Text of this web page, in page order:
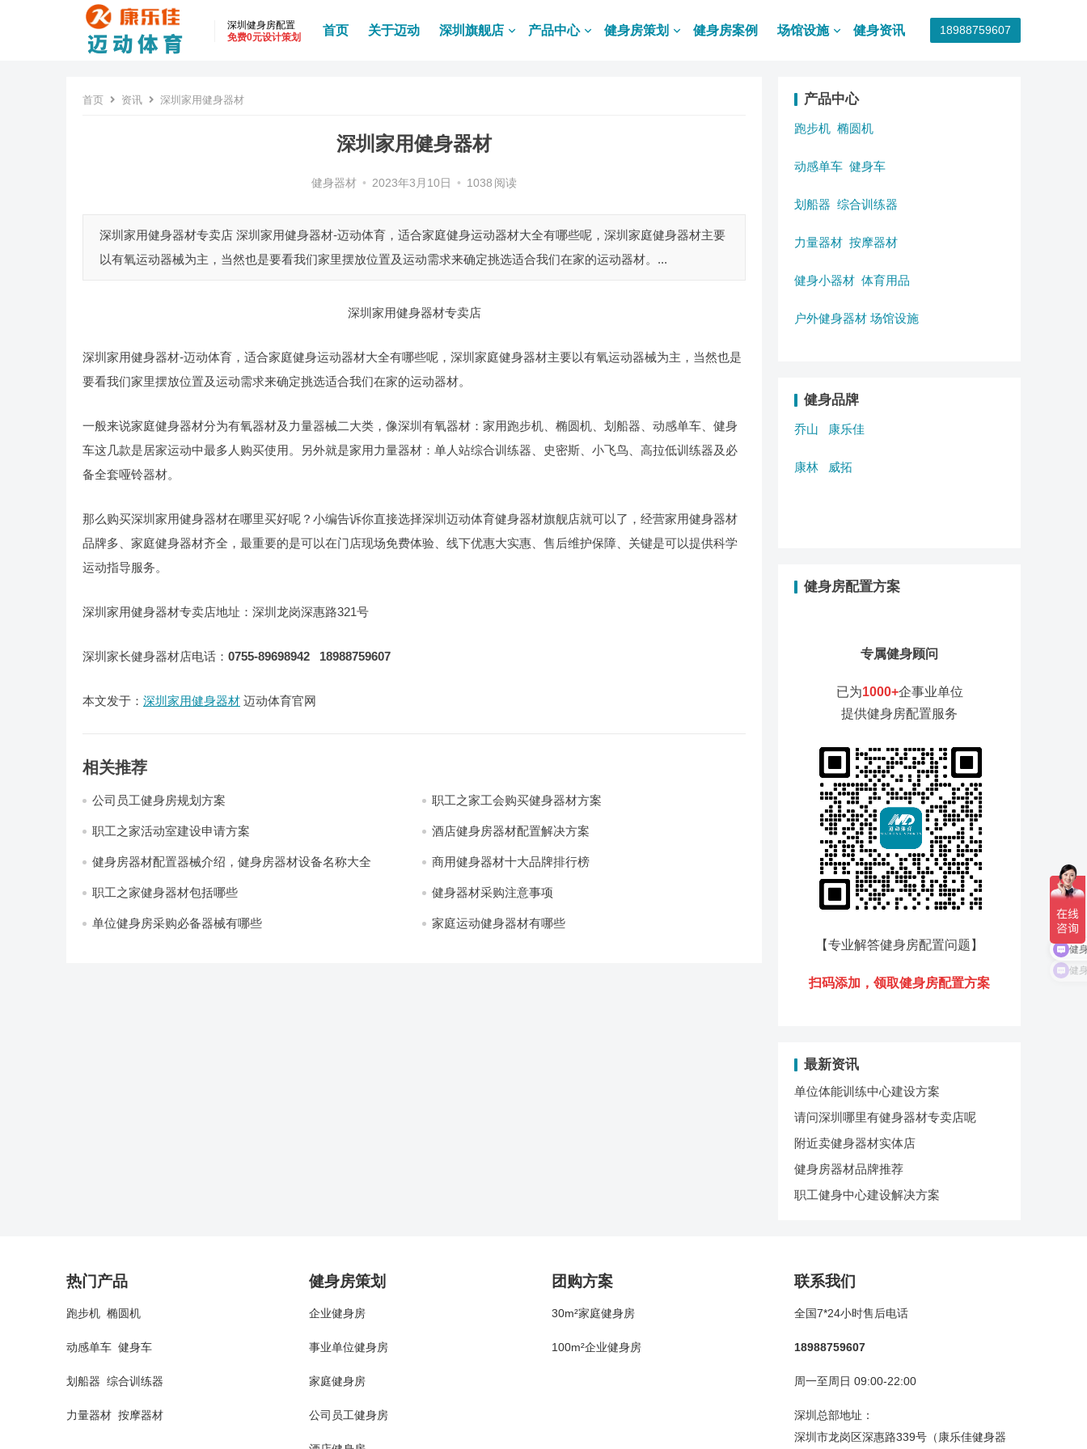
深圳健身房配置
免费0元设计策划
首页 关于迈动 深圳旗舰店 产品中心 健身房策划 健身房案例 场馆设施 健身资讯 18988759607
首页 资讯 深圳家用健身器材
深圳家用健身器材
健身器材 • 2023年3月10日 • 1038 阅读
深圳家用健身器材专卖店 深圳家用健身器材-迈动体育，适合家庭健身运动器材大全有哪些呢，深圳家庭健身器材主要
以有氧运动器械为主，当然也是要看我们家里摆放位置及运动需求来确定挑选适合我们在家的运动器材。...
深圳家用健身器材专卖店
深圳家用健身器材-迈动体育，适合家庭健身运动器材大全有哪些呢，深圳家庭健身器材主要以有氧运动器械为主，当然也是
要看我们家里摆放位置及运动需求来确定挑选适合我们在家的运动器材。
一般来说家庭健身器材分为有氧器材及力量器械二大类，像深圳有氧器材：家用跑步机、椭圆机、划船器、动感单车、健身
车这几款是居家运动中最多人购买使用。另外就是家用力量器材：单人站综合训练器、史密斯、小飞鸟、高拉低训练器及必
备全套哑铃器材。
那么购买深圳家用健身器材在哪里买好呢？小编告诉你直接选择深圳迈动体育健身器材旗舰店就可以了，经营家用健身器材
品牌多、家庭健身器材齐全，最重要的是可以在门店现场免费体验、线下优惠大实惠、售后维护保障、关键是可以提供科学
运动指导服务。
深圳家用健身器材专卖店地址：深圳龙岗深惠路321号
深圳家长健身器材店电话： 0755-89698942 18988759607
本文发于： 深圳家用健身器材 迈动体育官网
相关推荐
公司员工健身房规划方案 职工之家工会购买健身器材方案
职工之家活动室建设申请方案 酒店健身房器材配置解决方案
健身房器材配置器械介绍，健身房器材设备名称大全 商用健身器材十大品牌排行榜
职工之家健身器材包括哪些 健身器材采购注意事项
单位健身房采购必备器械有哪些 家庭运动健身器材有哪些
产品中心
跑步机 椭圆机
动感单车 健身车
划船器 综合训练器
力量器材 按摩器材
健身小器材 体育用品
户外健身器材 场馆设施
健身品牌
乔山 康乐佳
康林 威拓
健身房配置方案
专属健身顾问
已为1000+企事业单位
提供健身房配置服务
【专业解答健身房配置问题 】
扫码添加，领取健身房配置方案
最新资讯
单位体能训练中心建设方案
请问深圳哪里有健身器材专卖店呢
附近卖健身器材实体店
健身房器材品牌推荐
职工健身中心建设解决方案
热门产品
跑步机 椭圆机
动感单车 健身车
划船器 综合训练器
力量器材 按摩器材
健身房策划
企业健身房
事业单位健身房
家庭健身房
公司员工健身房
团购方案
30m²家庭健身房
100m²企业健身房
联系我们
全国7*24小时售后电话
18988759607
周一至周日 09:00-22:00
深圳总部地址：
深圳市龙岗区深惠路339号（康乐佳健身器
健
健